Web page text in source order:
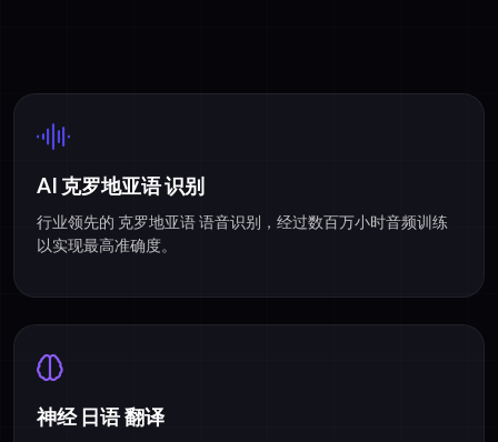
AI 克罗地亚语 识别
行业领先的 克罗地亚语 语音识别，经过数百万小时音频训练
以实现最高准确度。
神经 日语 翻译